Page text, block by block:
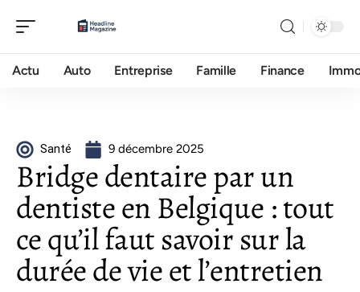
Actu Auto Entreprise Famille Finance
Santé 9 décembre 2025
Bridge dentaire par un
dentiste en Belgique : tout
ce qu’il faut savoir sur la
durée de vie et l’entretien